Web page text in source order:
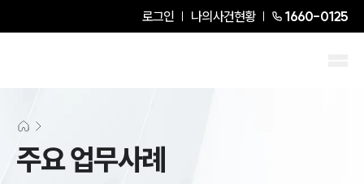
로그인 나의사건현황 1660-0125
주요 업무사례